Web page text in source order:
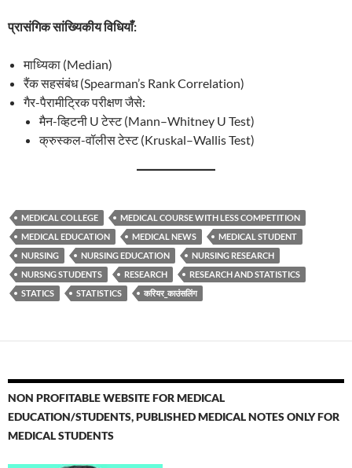
प्रासंगिक सांख्यिकीय विधियाँ:
माध्यिका (Median)
रैंक सहसंबंध (Spearman’s Rank Correlation)
गैर-पैरामीट्रिक परीक्षण जैसे:
मैन-व्हिटनी U टेस्ट (Mann–Whitney U Test)
क्रुस्कल-वॉलीस टेस्ट (Kruskal–Wallis Test)
MEDICAL COLLEGE
MEDICAL COURSE WITH LESS COMPETITION
MEDICAL EDUCATION
MEDICAL NEWS
MEDICAL STUDENT
NURSING
NURSING EDUCATION
NURSING RESEARCH
NURSNG STUDENTS
RESEARCH
RESEARCH AND STATISTICS
STATICS
STATISTICS करियर_काउंसलिंग
NON PROFITABLE WEBSITE FOR MEDICAL
EDUCATION/STUDENTS, PUBLISHED MEDICAL NOTES ONLY FOR
MEDICAL STUDENTS